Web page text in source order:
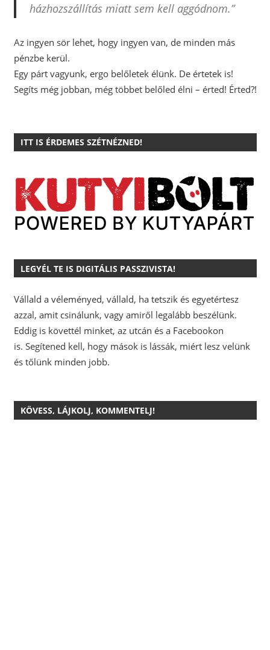
házhozszállítás miatt sem kell aggódnom.”
Az ingyen sör lehet, hogy ingyen van, de minden más
pénzbe kerül.
Egy párt vagyunk, ergo belőletek élünk. De értetek is!
Segíts még jobban, még többet belőled élni – érted! Érted?!
ITT IS ÉRDEMES SZÉTNÉZNED!
LEGYÉL TE IS DIGITÁLIS PASSZIVISTA!
Vállald a véleményed, vállald, ha tetszik és egyetértesz
azzal, amit csinálunk, vagy amiről legalább beszélünk.
Eddig is követtél minket, az utcán és a Facebookon
is. Segítened kell, hogy mások is lássák, miért lesz velünk
és tőlünk minden jobb.
KÖVESS, LÁJKOLJ, KOMMENTELJ!